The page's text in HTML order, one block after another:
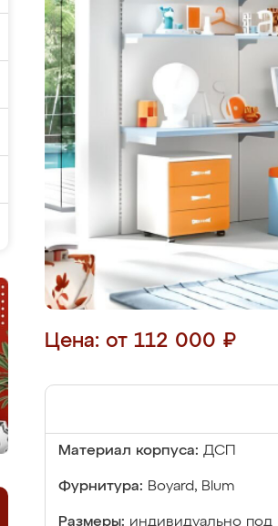
Цена: от 112 000 ₽
Материал корпуса: ДСП
Фурнитура: Boyard, Blum
Размеры: индивидуально под